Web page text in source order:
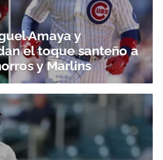
Amaya y
el toque santeño a
y Marlins